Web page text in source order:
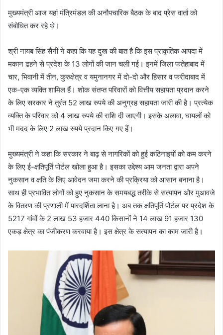
मुख्यमंत्री आज यहां मंत्रिमंडल की अनौपचारिक बैठक के बाद प्रेस वार्ता को
संबोधित कर रहे थे।
श्री नायब सिंह सैनी ने कहा कि यह दुख की बात है कि इस प्राकृतिक आपदा में
मकान ढहने से प्रदेश के 13 लोगों की जान चली गई। इनमें जिला फतेहाबाद में
चार, भिवानी में तीन, कुरुक्षेत्र व यमुनानगर में दो-दो और हिसार व फरीदाबाद में
एक-एक व्यक्ति शामिल हैं। शोक संतप्त परिवारों को वित्तीय सहायता प्रदान करने
के लिए सरकार ने तुरंत 52 लाख रुपये की अनुग्रह सहायता जारी की है। प्रत्येक
व्यक्ति के परिवार को 4 लाख रुपये की राशि दी जाएगी। इसके अलावा, घायलों को
भी मदद के लिए 2 लाख रुपये प्रदान किए गए हैं।
मुख्यमंत्री ने कहा कि सरकार ने बाढ़ से नागरिकों को हुई कठिनाइयों को कम करने
के लिए ई-क्षतिपूर्ति पोर्टल खोला हुआ है। इसका उद्देश्य आम जनता द्वारा अपने
नुकसान व क्षति के लिए आवेदन जमा करने की प्रक्रिया को आसान बनाना है।
साथ ही प्रभावित लोगों को हुए नुकसान के समयबद्ध तरीके से सत्यापन और मुआवजे
के वितरण की प्रणाली में पारदर्शिता लाना है। अब तक क्षतिपूर्ति पोर्टल पर प्रदेश के
5217 गांवों के 2 लाख 53 हजार 440 किसानों ने 14 लाख 91 हजार 130
एकड़ क्षेत्र का पंजीकरण करवाया है। इस क्षेत्र के सत्यापन का काम जारी है।